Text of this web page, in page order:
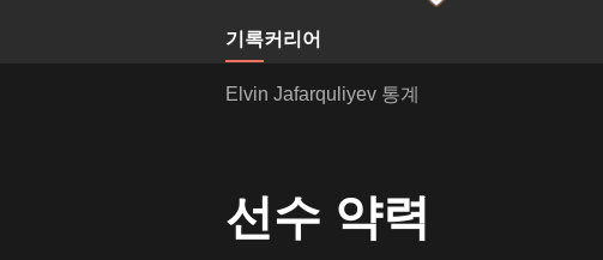
기록커리어
Elvin Jafarquliyev 통계
선수 약력